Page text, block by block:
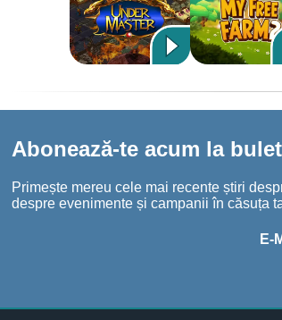
Abonează-te acum la
Primește mereu cele mai recente știri
despre evenimente și campanii în căsuța
E-